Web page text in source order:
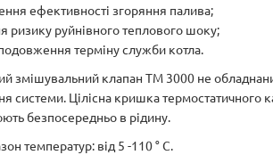
ефективності згоряння палива;
ризику руйнівного теплового шоку;
терміну служби котла.
змішувальний клапан TM 3000 не
системи. Цілісна кришка термостатичного
безпосередньо в рідину.
температур: від 5 -110 ° C.